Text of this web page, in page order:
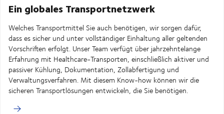
Ein globales Transportnetzwerk
Welches Transportmittel Sie auch benötigen, wir sorgen dafür,
dass es sicher und unter vollständiger Einhaltung aller geltenden
Vorschriften erfolgt. Unser Team verfügt über jahrzehntelange
Erfahrung mit Healthcare-Transporten, einschließlich aktiver und
passiver Kühlung, Dokumentation, Zollabfertigung und
Verwaltungsverfahren. Mit diesem Know-how können wir die
sicheren Transportlösungen entwickeln, die Sie benötigen.